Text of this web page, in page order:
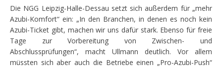
Die NGG Leipzig-Halle-Dessau setzt sich außerdem für „mehr
Azubi-Komfort“ ein: „In den Branchen, in denen es noch kein
Azubi-Ticket gibt, machen wir uns dafür stark. Ebenso für freie
Tage zur Vorbereitung von Zwischen- und
Abschlussprüfungen“, macht Ullmann deutlich. Vor allem
müssten sich aber auch die Betriebe einen „Pro-Azubi-Push“